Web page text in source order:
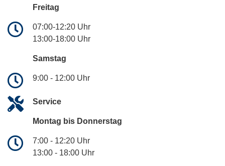
Freitag
07:00-12:20 Uhr
13:00-18:00 Uhr
Samstag
9:00 - 12:00 Uhr
Service
Montag bis Donnerstag
7:00 - 12:20 Uhr
13:00 - 18:00 Uhr